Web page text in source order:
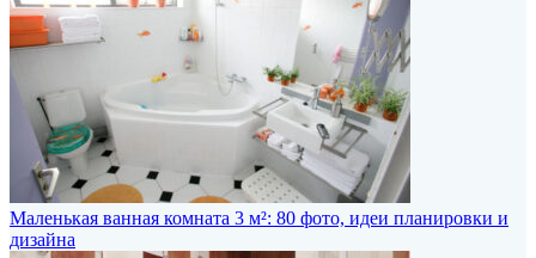
Маленькая ванная комната 3 м²: 80 фото, идеи планировки и
дизайна